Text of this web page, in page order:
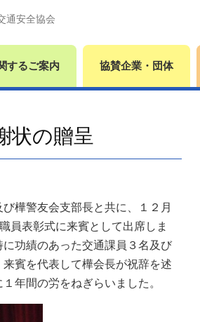
通安全協会
するご案内 協賛企業・団体
状の贈呈
樺警友会支部長と共に、１２月
員表彰式に来賓として出席しま
功績のあった交通課員３名及び
賓を代表して樺会長が祝辞を述
年間の労をねぎらいました。